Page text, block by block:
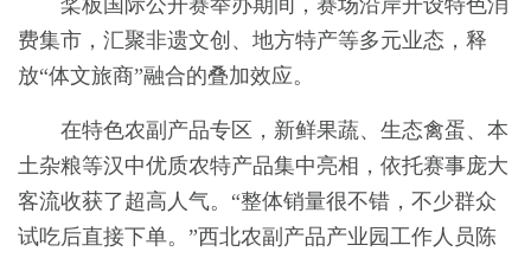
费集市，汇聚非遗文创、地方特产等多元业态，释
放“体文旅商”融合的叠加效应。
在特色农副产品专区，新鲜果蔬、生态禽蛋、本
土杂粮等汉中优质农特产品集中亮相，依托赛事庞大
客流收获了超高人气。“整体销量很不错，不少群众
试吃后直接下单。”西北农副产品产业园工作人员陈